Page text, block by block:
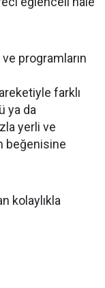
programların
farklı
ya da
yerli ve
beğenisine
kolaylıkla